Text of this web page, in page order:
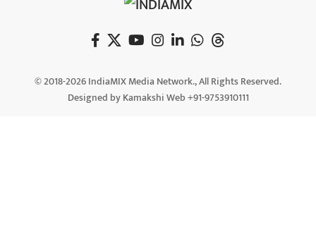
© 2018-2026 IndiaMIX Media Network., All Rights Reserved.
Designed by Kamakshi Web +91-9753910111